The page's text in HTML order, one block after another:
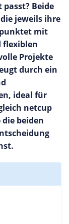
Beide
jeweils ihre
mit
flexiblen
Projekte
durch ein
ideal für
netcup
beiden